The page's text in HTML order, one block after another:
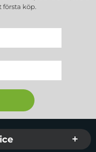
första köp.
och länkar